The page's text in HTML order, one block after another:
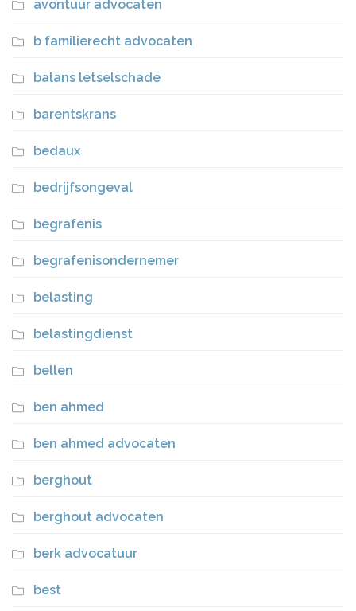
avontuur advocaten
b familierecht advocaten
balans letselschade
barentskrans
bedaux
bedrijfsongeval
begrafenis
begrafenisondernemer
belasting
belastingdienst
bellen
ben ahmed
ben ahmed advocaten
berghout
berghout advocaten
berk advocatuur
best